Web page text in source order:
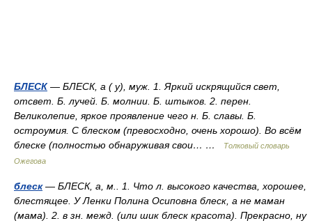
БЛЕСК— БЛЕСК, а ( у), муж. 1. Яркий искрящийся свет,
отсвет. Б. лучей. Б. молнии. Б. штыков. 2. перен.
Великолепие, яркое проявление чего н. Б. славы. Б.
остроумия. С блеском (превосходно, очень хорошо). Во всём
блеске (полностью обнаруживая свои… …
Толковый словарь
Ожегова
блеск— БЛЕСК, а, м.. 1. Что л. высокого качества, хорошее,
блестящее. У Ленки Полина Осиповна блеск, а не маман
(мама). 2. в зн. межд. (или шик блеск красота). Прекрасно, ну